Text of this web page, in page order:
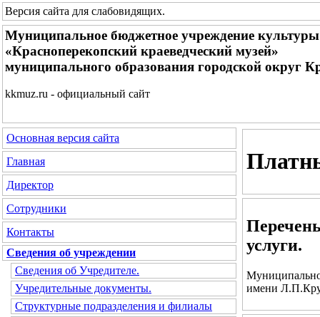
Версия сайта для слабовидящих.
Муниципальное бюджетное учреждение культуры
«Красноперекопский краеведческий музей»
муниципального образования городской округ
kkmuz.ru - официальный сайт
Основная версия сайта
Главная
Директор
Сотрудники
Контакты
Сведения об учреждении
Сведения об Учредителе.
Учредительные документы.
Структурные подразделения и филиалы
услуги.
имени